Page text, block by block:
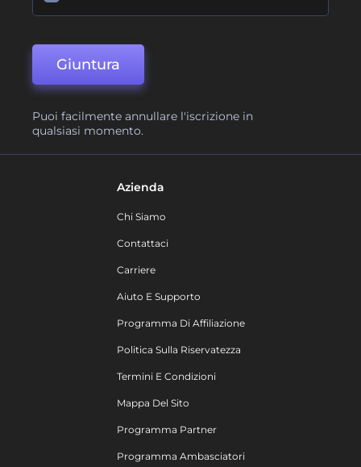
Giuntura
Puoi facilmente annullare l'iscrizione in
qualsiasi momento.
Azienda
Chi Siamo
Contattaci
Carriere
Aiuto E Supporto
Programma Di Affiliazione
Politica Sulla Riservatezza
Termini E Condizioni
Mappa Del Sito
Programma Partner
Programma Ambasciatori